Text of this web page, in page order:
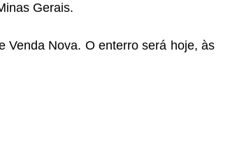
Gerais.
Venda Nova. O enterro será hoje, às